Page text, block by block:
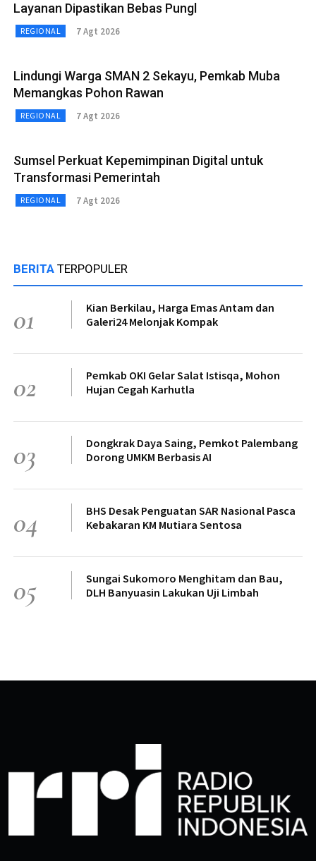
Layanan Dipastikan Bebas Pungl
REGIONAL 7 Agt 2026
Lindungi Warga SMAN 2 Sekayu, Pemkab Muba
Memangkas Pohon Rawan
REGIONAL 7 Agt 2026
Sumsel Perkuat Kepemimpinan Digital untuk
Transformasi Pemerintah
REGIONAL 7 Agt 2026
BERITA TERPOPULER
01
Kian Berkilau, Harga Emas Antam dan
Galeri24 Melonjak Kompak
02
Pemkab OKI Gelar Salat Istisqa, Mohon
Hujan Cegah Karhutla
03
Dongkrak Daya Saing, Pemkot Palembang
Dorong UMKM Berbasis AI
04
BHS Desak Penguatan SAR Nasional Pasca
Kebakaran KM Mutiara Sentosa
05
Sungai Sukomoro Menghitam dan Bau,
DLH Banyuasin Lakukan Uji Limbah